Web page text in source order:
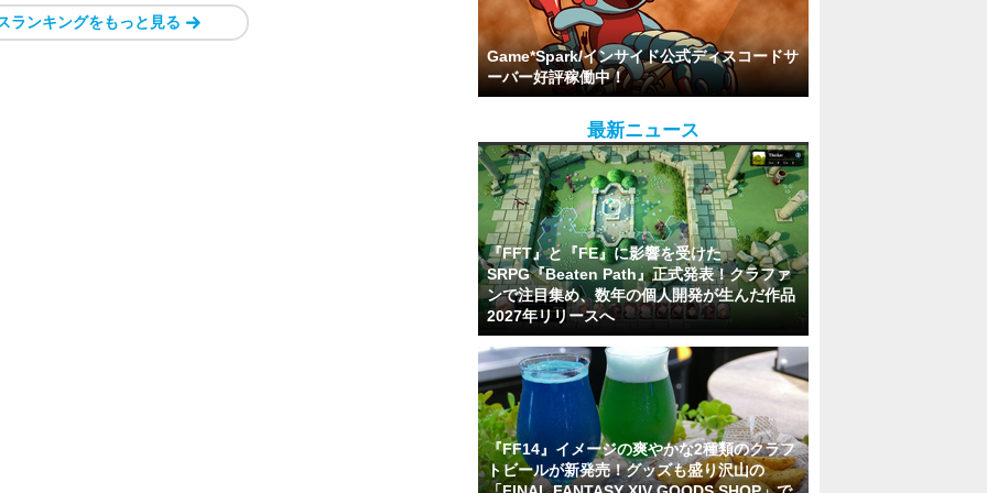
ランキングをもっと見る
Game*Spark/インサイド公式ディスコードサ
ーバー好評稼働中！
最新ニュース
『FFT』と『FE』に影響を受けた
SRPG『Beaten Path』正式発表！クラファ
ンで注目集め、数年の個人開発が生んだ作品
2027年リリースへ
『FF14』イメージの爽やかな2種類のクラフ
トビールが新発売！グッズも盛り沢山の